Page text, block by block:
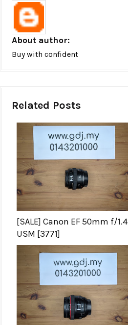
About author:
Buy with confident
Related Posts
[SALE] Canon EF 50mm f/1.4
USM [3771]